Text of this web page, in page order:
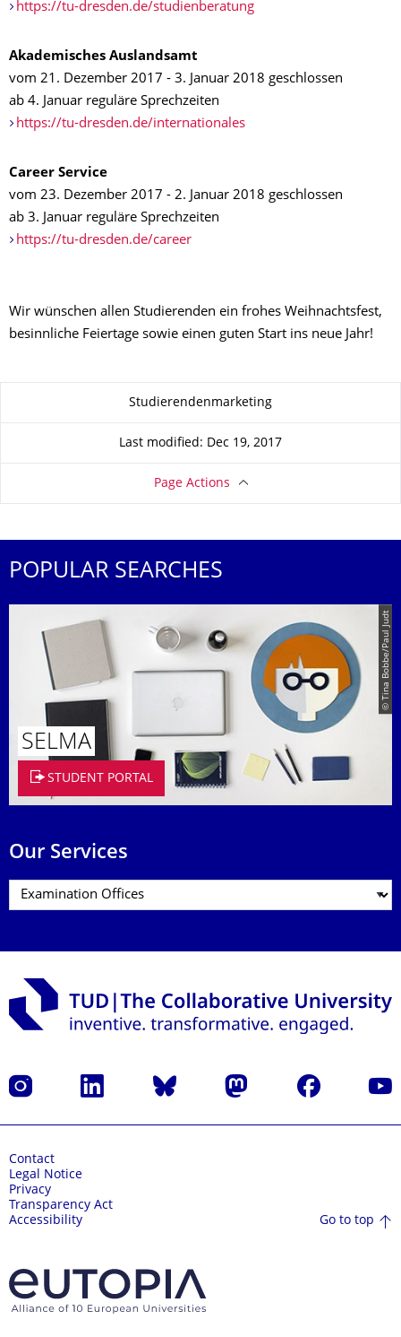
https://tu-dresden.de/studienberatung
Akademisches Auslandsamt
vom 21. Dezember 2017 - 3. Januar 2018 geschlossen
ab 4. Januar reguläre Sprechzeiten
https://tu-dresden.de/internationales
Career Service
vom 23. Dezember 2017 - 2. Januar 2018 geschlossen
ab 3. Januar reguläre Sprechzeiten
https://tu-dresden.de/career
Wir wünschen allen Studierenden ein frohes Weihnachtsfest,
besinnliche Feiertage sowie einen guten Start ins neue Jahr!
About this pageStudierendenmarketing
Last modified: Dec 19, 2017
Page Actions
POPULAR SEARCHES
© Tina Bobbe/Paul Judt
SELMA
STUDENT PORTAL
Our Services
Instagram LinkedIn Bluesky Mastodon Facebook
Contact
Legal Notice
Privacy
Transparency Act
Accessibility
Go to top